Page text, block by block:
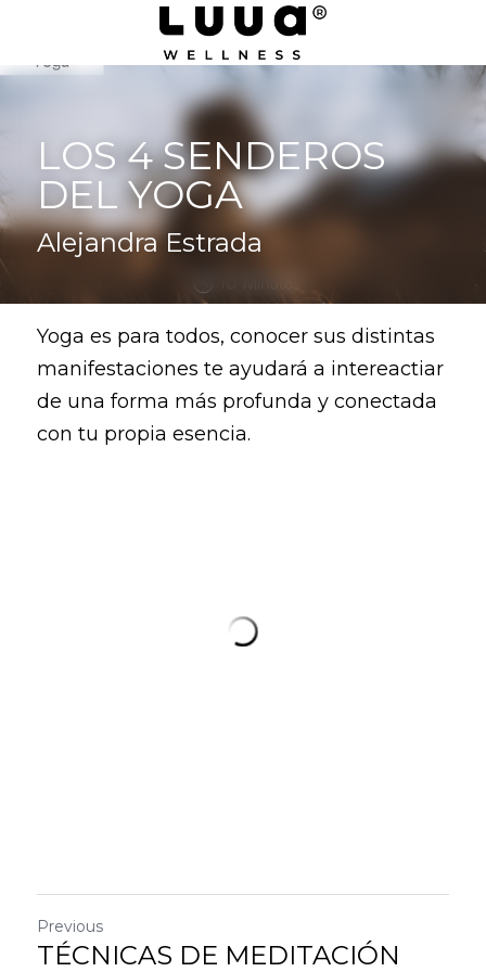
LOS 4 SENDEROS
DEL YOGA
Alejandra Estrada
Yoga es para todos, conocer sus distintas
manifestaciones te ayudará a intereactiar
de una forma más profunda y conectada
con tu propia esencia.
Previous
TÉCNICAS DE MEDITACIÓN